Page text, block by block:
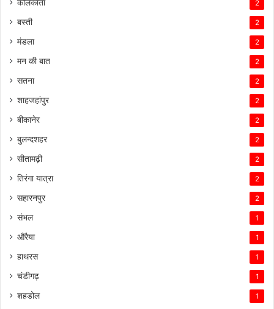
कोलकाता 2
बस्ती 2
मंडला 2
मन की बात 2
सतना 2
शाहजहांपुर 2
बीकानेर 2
बुलन्दशहर 2
सीतामढ़ी 2
तिरंगा यात्रा 2
सहारनपुर 2
संभल 1
औरैया 1
हाथरस 1
चंडीगढ़ 1
शहडोल 1